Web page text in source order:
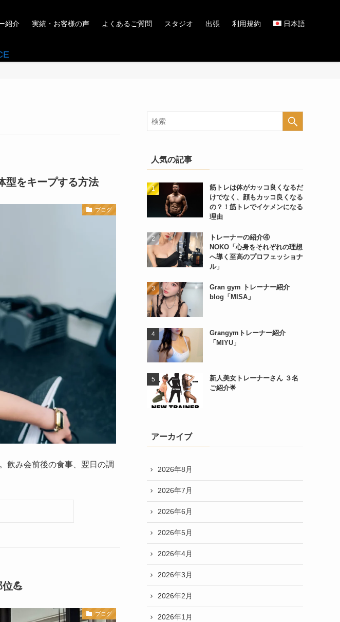
紹介 実績・お客様の声 よくあるご質問 スタジオ 出張 利用規約 日本語
型をキープする方法
ブログ
飲み会前後の食事、翌日の調
💪
ブログ
人気の記事
筋トレは体がカッコ良くなるだ
けでなく、顔もカッコ良くなる
の？！筋トレでイケメンになる
理由
トレーナーの紹介④
NOKO「心身をそれぞれの理想
へ導く至高のプロフェッショナ
ル」
Gran gym トレーナー紹介
blog「MISA」
Grangymトレーナー紹介
「MIYU」
新人美女トレーナーさん ３名
ご紹介🌟
アーカイブ
2026年8月
2026年7月
2026年6月
2026年5月
2026年4月
2026年3月
2026年2月
2026年1月